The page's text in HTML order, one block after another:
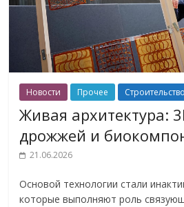
Новости Прочее Строительство
Живая архитектура:
дрожжей и
21.06.2026
Основой технологии стали
которые выполняют роль